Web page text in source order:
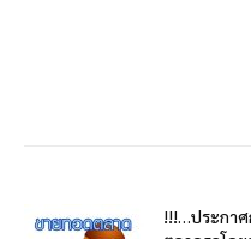
!!!…ประกาศ